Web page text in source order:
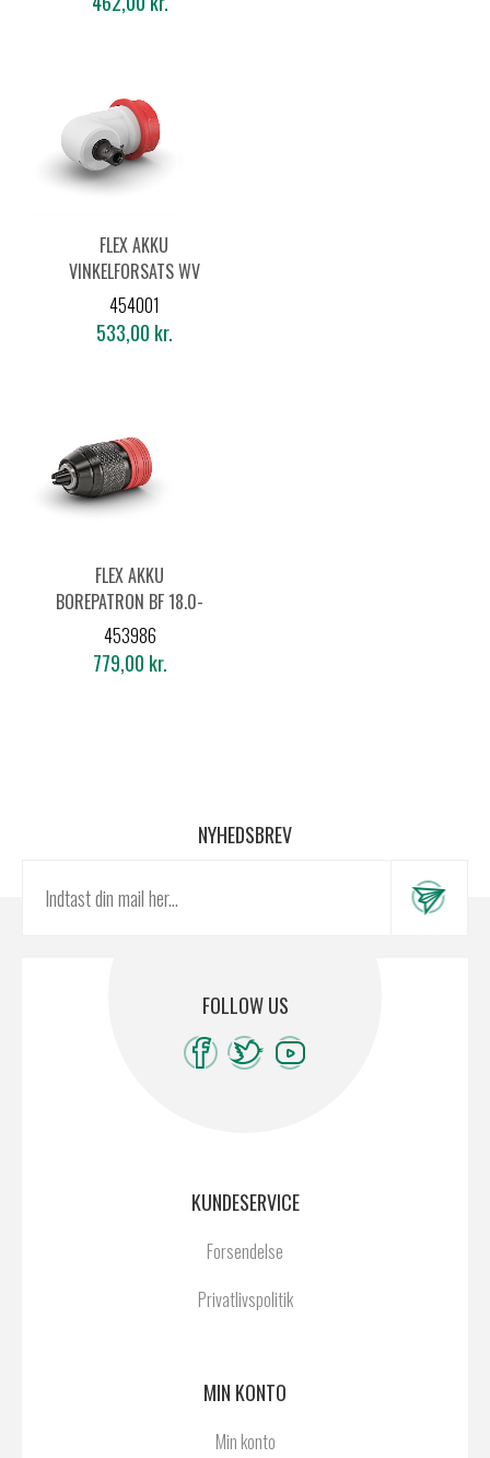
FLEX AKKU
VINKELFORSATS WV
18.0-EC
454001
533,00 kr.
FLEX AKKU
BOREPATRON BF 18.0-
EC
453986
779,00 kr.
NYHEDSBREV
FOLLOW US
KUNDESERVICE
Forsendelse
Privatlivspolitik
MIN KONTO
Min konto